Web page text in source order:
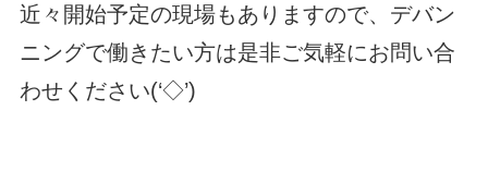
近々開始予定の現場もありますので、デバン
ニングで働きたい方は是非ご気軽にお問い合
わせください(‘◇’)ゞ